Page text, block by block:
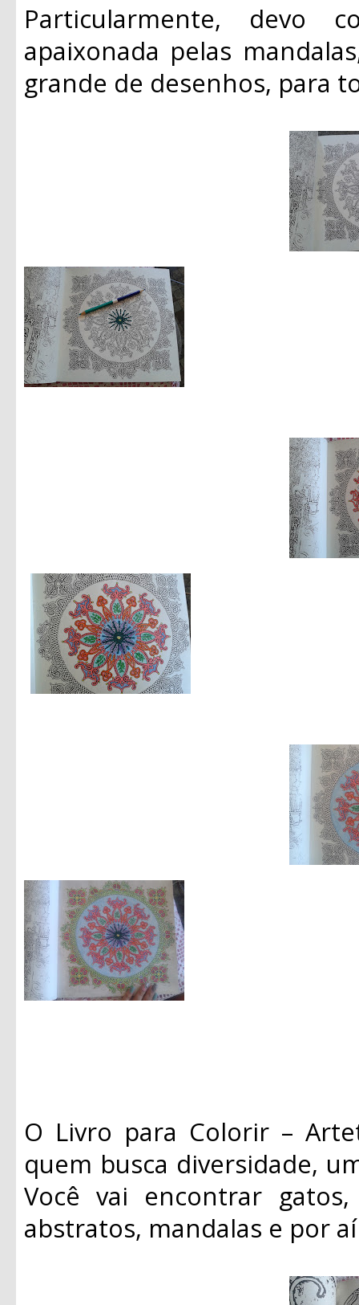
Particularmente, devo
apaixonada pelas
grande de desenhos, para
O Livro para Colorir –
quem busca diversidade,
Você vai encontrar
abstratos, mandalas e por